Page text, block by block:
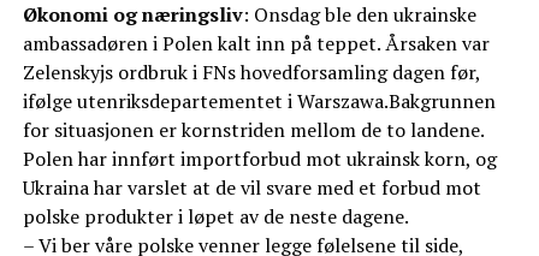
Økonomi og næringsliv: Onsdag ble den ukrainske
ambassadøren i Polen kalt inn på teppet. Årsaken var
Zelenskyjs ordbruk i FNs hovedforsamling dagen før,
ifølge utenriksdepartementet i Warszawa.Bakgrunnen
for situasjonen er kornstriden mellom de to landene.
Polen har innført importforbud mot ukrainsk korn, og
Ukraina har varslet at de vil svare med et forbud mot
polske produkter i løpet av de neste dagene.
– Vi ber våre polske venner legge følelsene til side,